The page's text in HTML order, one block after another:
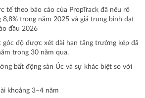
tế theo báo cáo của PropTrack đã nêu rõ
8,8% trong năm 2025 và giá trung bình đạt
đầu 2026
góc độ được xét dài hạn tăng trưởng kép đã
trong 30 năm qua.
bất động sản Úc và sự khác biệt so với
khoảng 3–4 năm